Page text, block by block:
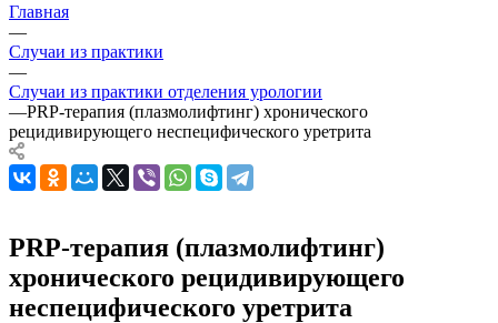
Главная
—
Случаи из практики
—
Случаи из практики отделения урологии
—PRP-терапия (плазмолифтинг) хронического
рецидивирующего неспецифического уретрита
PRP-терапия (плазмолифтинг)
хронического рецидивирующего
неспецифического уретрита